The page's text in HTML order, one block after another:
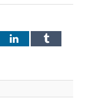
LinkedInTumblr